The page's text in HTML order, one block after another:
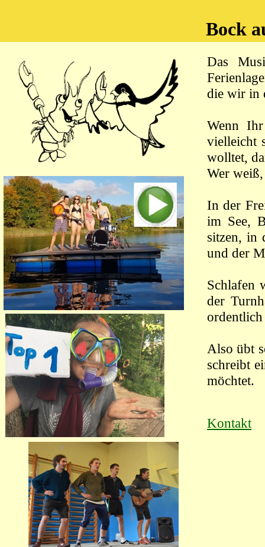
Bock
Das
die wir in
Wenn
vielleicht
wolltet,
Wer
In der
im See,
sitzen, in
und der
Schlafen
der
Also übt
schreibt
möchtet.
Kontakt